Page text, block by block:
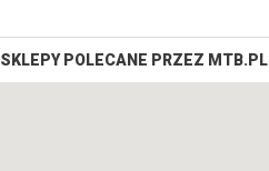
SKLEPY POLECANE PRZEZ MTB.PL